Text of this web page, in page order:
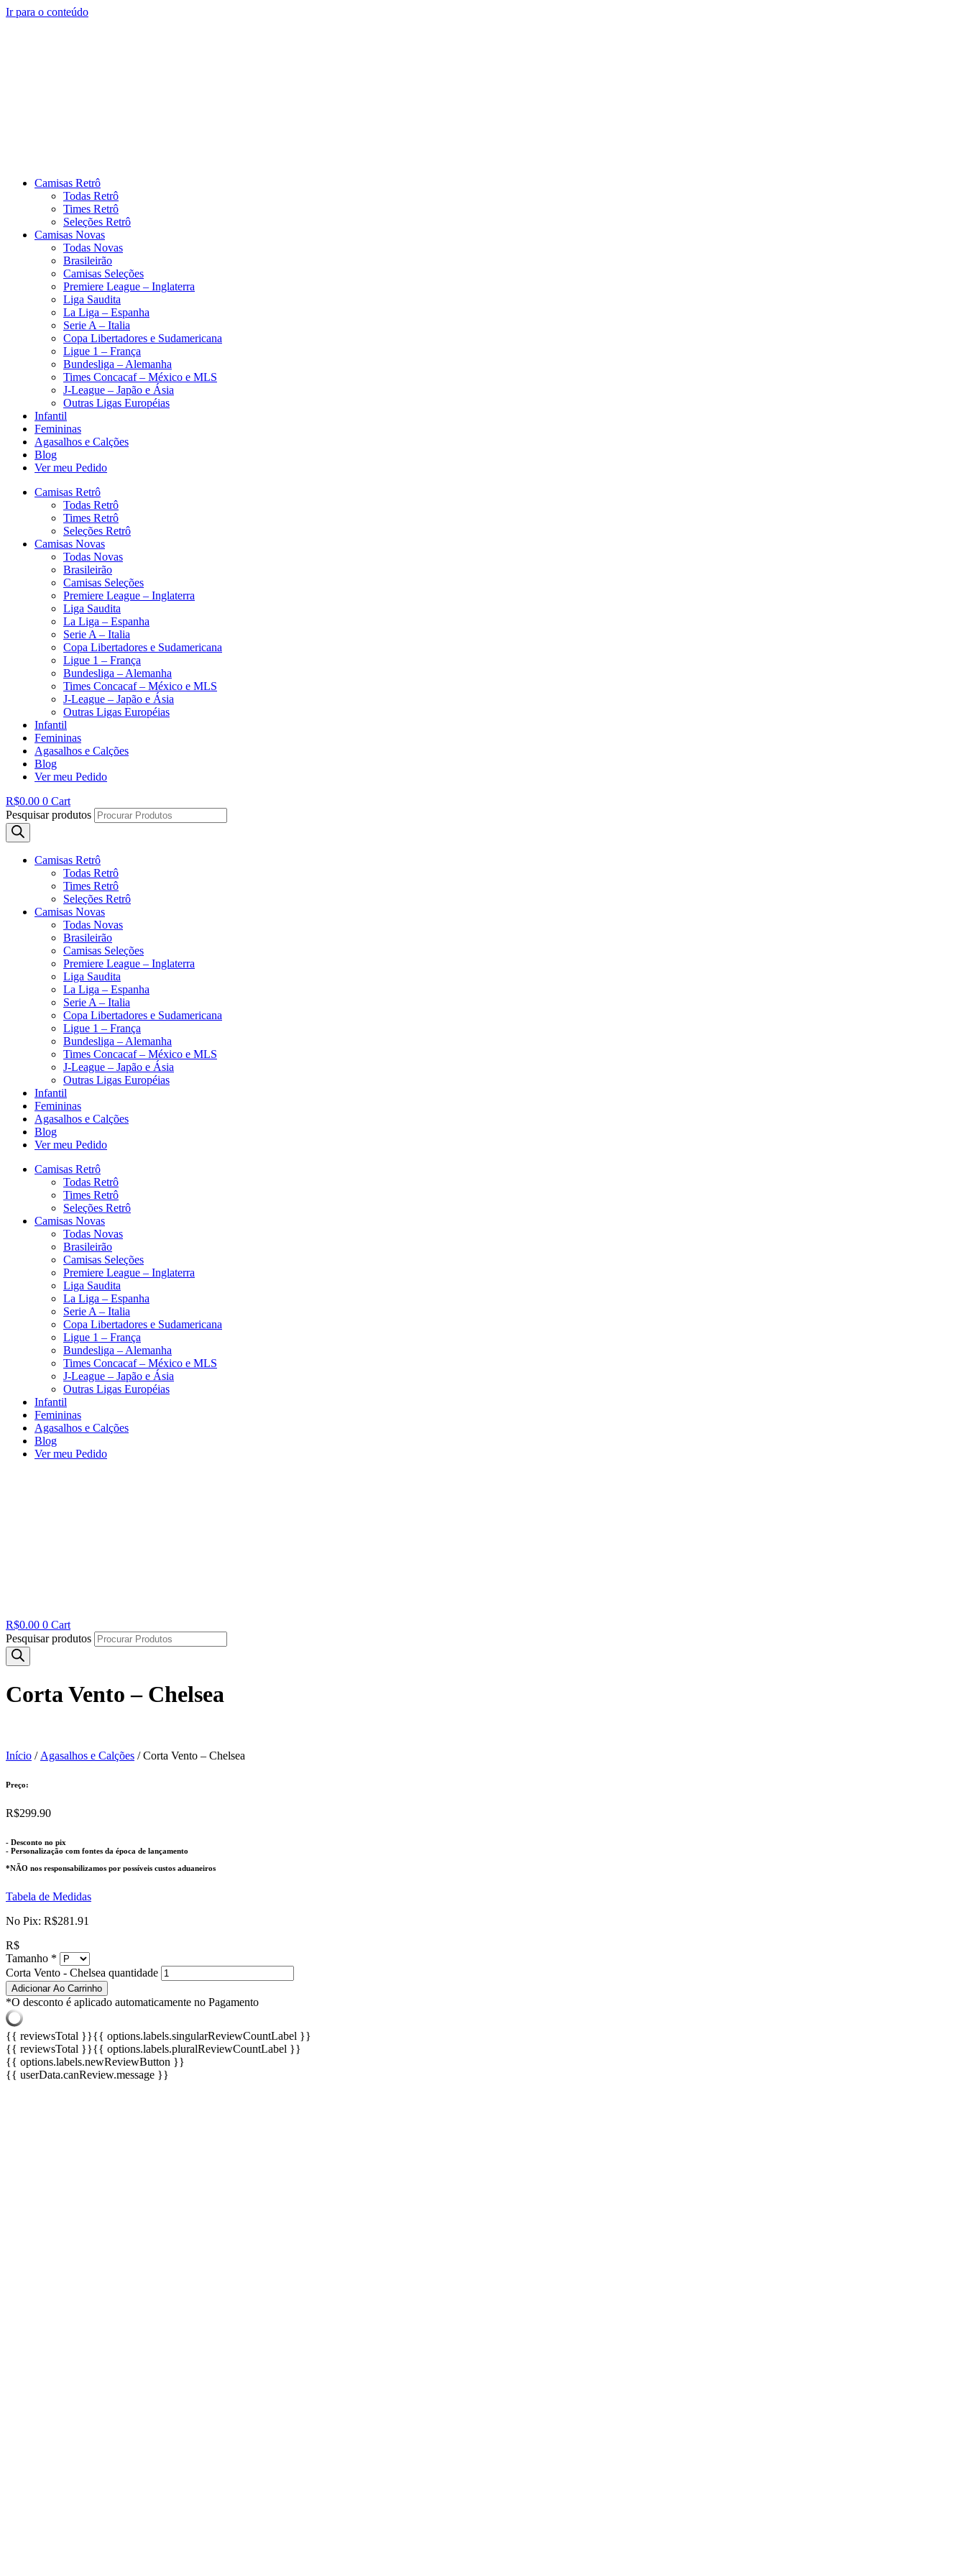
Ir para o conteúdo
Camisas Retrô
Todas Retrô
Times Retrô
Seleções Retrô
Camisas Novas
Todas Novas
Brasileirão
Camisas Seleções
Premiere League – Inglaterra
Liga Saudita
La Liga – Espanha
Serie A – Italia
Copa Libertadores e Sudamericana
Ligue 1 – França
Bundesliga – Alemanha
Times Concacaf – México e MLS
J-League – Japão e Ásia
Outras Ligas Européias
Infantil
Femininas
Agasalhos e Calções
Blog
Ver meu Pedido
Camisas Retrô
Todas Retrô
Times Retrô
Seleções Retrô
Camisas Novas
Todas Novas
Brasileirão
Camisas Seleções
Premiere League – Inglaterra
Liga Saudita
La Liga – Espanha
Serie A – Italia
Copa Libertadores e Sudamericana
Ligue 1 – França
Bundesliga – Alemanha
Times Concacaf – México e MLS
J-League – Japão e Ásia
Outras Ligas Européias
Infantil
Femininas
Agasalhos e Calções
Blog
Ver meu Pedido
R$0.00 0 Cart
Pesquisar produtos
Camisas Retrô
Todas Retrô
Times Retrô
Seleções Retrô
Camisas Novas
Todas Novas
Brasileirão
Camisas Seleções
Premiere League – Inglaterra
Liga Saudita
La Liga – Espanha
Serie A – Italia
Copa Libertadores e Sudamericana
Ligue 1 – França
Bundesliga – Alemanha
Times Concacaf – México e MLS
J-League – Japão e Ásia
Outras Ligas Européias
Infantil
Femininas
Agasalhos e Calções
Blog
Ver meu Pedido
Camisas Retrô
Todas Retrô
Times Retrô
Seleções Retrô
Camisas Novas
Todas Novas
Brasileirão
Camisas Seleções
Premiere League – Inglaterra
Liga Saudita
La Liga – Espanha
Serie A – Italia
Copa Libertadores e Sudamericana
Ligue 1 – França
Bundesliga – Alemanha
Times Concacaf – México e MLS
J-League – Japão e Ásia
Outras Ligas Européias
Infantil
Femininas
Agasalhos e Calções
Blog
Ver meu Pedido
R$0.00 0 Cart
Pesquisar produtos
Corta Vento – Chelsea
Início / Agasalhos e Calções / Corta Vento – Chelsea
Preço:
R$299.90
- Desconto no pix
- Personalização com fontes da época de lançamento
*NÃO nos responsabilizamos por possíveis custos aduaneiros
Tabela de Medidas
No Pix: R$281.91
R$
Tamanho *
Corta Vento - Chelsea quantidade
Adicionar Ao Carrinho
*O desconto é aplicado automaticamente no Pagamento
{{ reviewsTotal }}{{ options.labels.singularReviewCountLabel }}
{{ reviewsTotal }}{{ options.labels.pluralReviewCountLabel }}
{{ options.labels.newReviewButton }}
{{ userData.canReview.message }}